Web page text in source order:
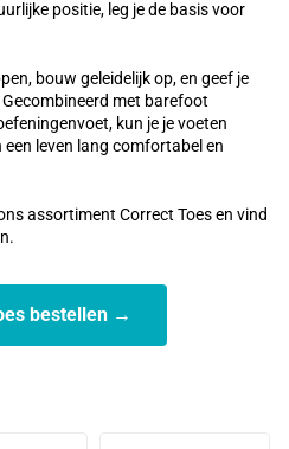
positie, leg je de basis voor
bouw geleidelijk op, en geef je
met barefoot
kun je je voeten
leven lang comfortabel en
assortiment Correct Toes en vind
bestellen →